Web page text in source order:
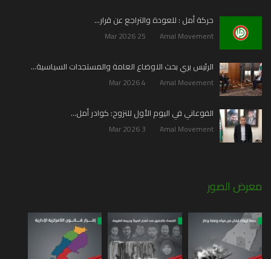
حركة أمل : للعودة والتراجع عن قرار…
Amal Movement
25 Mar 2026
الرئيس بري بحث الاوضاع العامة والمستجدات السياسية…
Amal Movement
4 Mar 2026
الفوعاني في اليوم الأول للنزوح: كوادر أمل…
Amal Movement
3 Mar 2026
معرض الصور